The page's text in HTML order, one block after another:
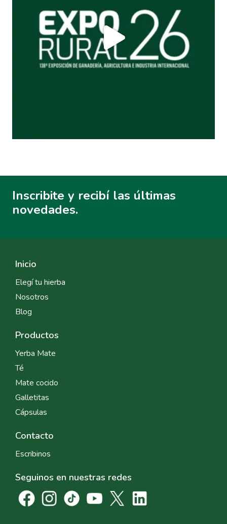
Inscribite y recibí las últimas
novedades.
Inicio
Elegí tu hierba
Nosotros
Blog
Productos
Yerba Mate
Té
Mate cocido
Galletitas
Cápsulas
Contacto
Escribinos
Seguinos en nuestras redes